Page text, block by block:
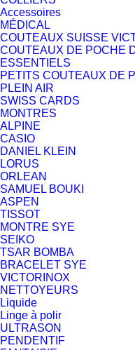
Accessoires
MÉDICAL
COUTEAUX SUISSE
COUTEAUX DE POCHE
ESSENTIELS
PETITS COUTEAUX DE
PLEIN AIR
SWISS CARDS
MONTRES
ALPINE
CASIO
DANIEL KLEIN
LORUS
ORLEAN
SAMUEL BOUKI
ASPEN
TISSOT
MONTRE SYE
SEIKO
TSAR BOMBA
BRACELET SYE
VICTORINOX
NETTOYEURS
Liquide
Linge à polir
ULTRASON
PENDENTIF